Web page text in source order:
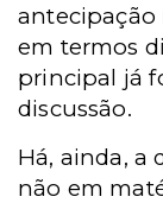
antecipação
em termos
principal já
discussão.
Há, ainda, a
não em